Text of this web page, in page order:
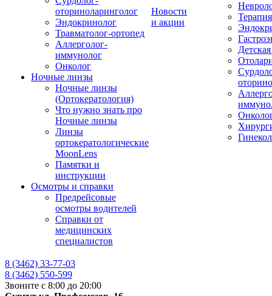
оториноларинголог
Эндокринолог
Травматолог-ортопед
Аллерголог-
иммунолог
Онколог
Ночные линзы
Ночные линзы
(Ортокератология)
Что нужно знать про
Ночные линзы
Линзы
ортокератологические
MoonLens
Памятки и
инструкции
Осмотры и справки
Предрейсовые
осмотры водителей
Справки от
медицинских
специалистов
Новости
и акции
Терапия
8 (3462) 33-77-03
8 (3462) 550-599
Звоните с 8:00 до 20:00